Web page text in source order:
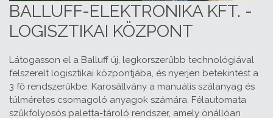
BALLUFF-ELEKTRONIKA KFT. -
LOGISZTIKAI KÖZPONT
Látogasson el a Balluff új, legkorszerűbb technológiával
felszerelt logisztikai központjába, és nyerjen betekintést a
3 fő rendszerükbe: Karosállvány a manuális szálanyag és
túlméretes csomagoló anyagok számára. Félautomata
szűkfolyosós paletta-tároló rendszer, amely önállóan